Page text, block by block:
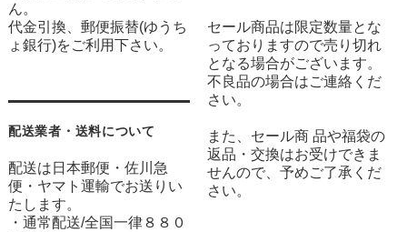
ん。
代金引換、郵便振替(ゆうち
ょ銀行)をご利用下さい。
配送業者・送料について
配送は日本郵便・佐川急
便・ヤマト運輸でお送りい
たします。
・通常配送/全国一律８８０
セール商品は限定数量とな
っておりますので売り切れ
となる場合がございます。
不良品の場合はご連絡くだ
さい。
また、セール商 品や福袋の
返品・交換はお受けできま
せんので、予めご了承くだ
さい。